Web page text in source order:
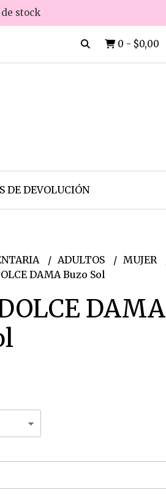
stock
0 - $0,00
DE DEVOLUCIÓN
ADULTOS
MUJER
DAMA Buzo Sol
DAMA